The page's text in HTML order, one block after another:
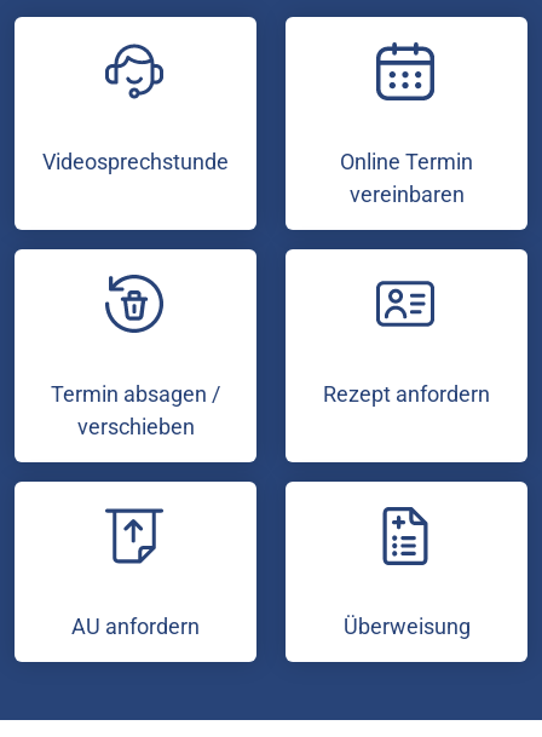
Videosprechstunde
Online Termin
vereinbaren
Termin absagen /
verschieben
Rezept anfordern
AU anfordern Überweisung